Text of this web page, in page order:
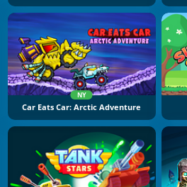
NY
Car Eats Car: Arctic Adventure